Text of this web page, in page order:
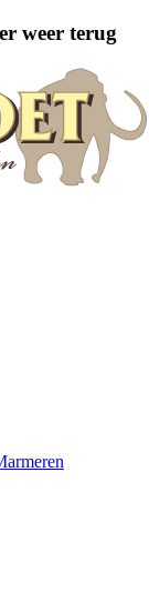
weer terug